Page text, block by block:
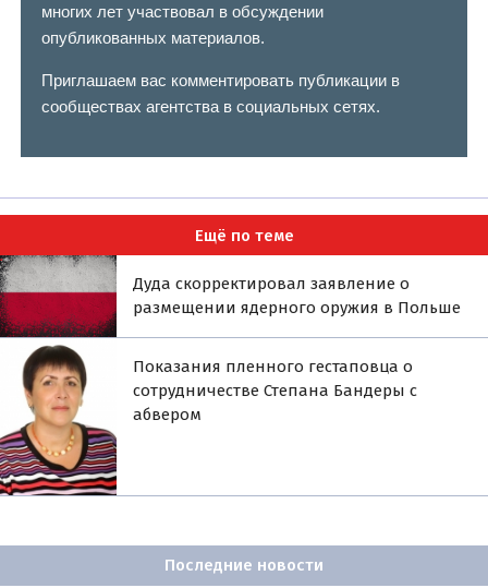
многих лет участвовал в обсуждении
опубликованных материалов.
Приглашаем вас комментировать публикации в
сообществах агентства в социальных сетях.
Ещё по теме
Дуда скорректировал заявление о
размещении ядерного оружия в Польше
Показания пленного гестаповца о
сотрудничестве Степана Бандеры с
абвером
Последние новости